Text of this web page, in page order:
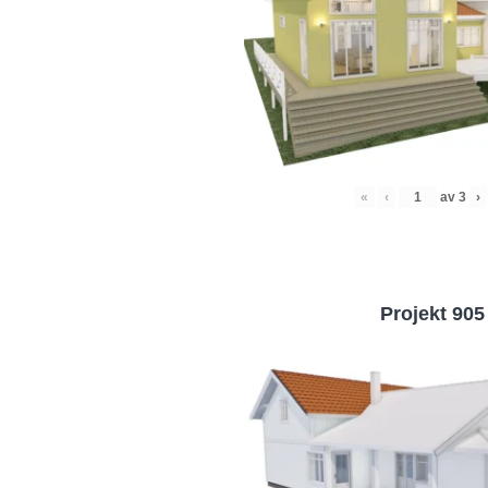
« ‹ av 3 ›
Projekt 905